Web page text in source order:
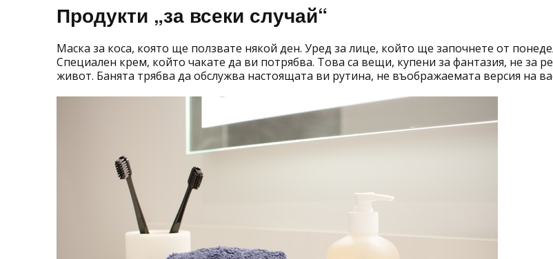
Продукти „за всеки случай“
Маска за коса, която ще ползвате някой ден. Уред за лице, който ще започнете от
Специален крем, който чакате да ви потрябва. Това са вещи, купени за фантазия, не за
живот. Банята трябва да обслужва настоящата ви рутина, не въображаемата версия на